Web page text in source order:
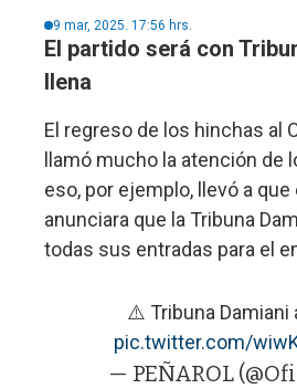
9 mar, 2025. 17:56 hrs.
El partido será con
llena
El regreso de los hinchas al
llamó mucho la atención de
eso, por ejemplo, llevó a que
anunciara que la Tribuna
todas sus entradas para el
⚠️ Tribuna Damiani
pic.twitter.com/
— PEÑAROL